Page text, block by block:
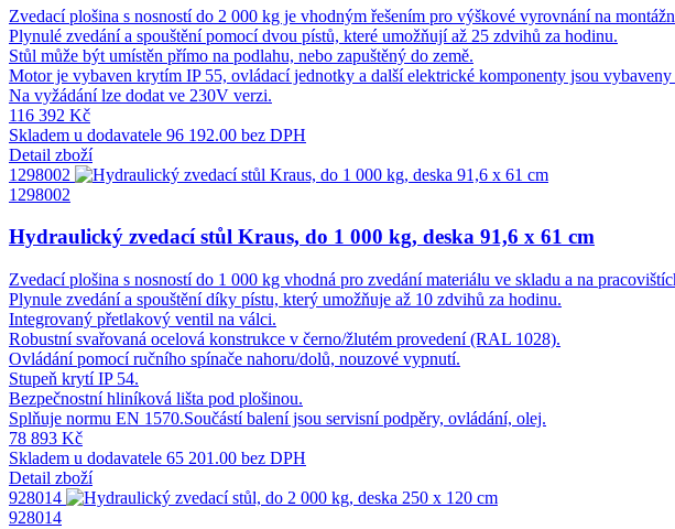
Zvedací plošina s nosností do 2 000 kg je vhodným řešením pro výškové vyrovnání na
Plynulé zvedání a spouštění pomocí dvou pístů, které umožňují až 25 zdvihů za hodinu.
Stůl může být umístěn přímo na podlahu, nebo zapuštěný do země.
Motor je vybaven krytím IP 55, ovládací jednotky a další elektrické komponenty jsou
Na vyžádání lze dodat ve 230V verzi.
116 392 Kč
Skladem u dodavatele 96 192.00 bez DPH
Detail zboží
1298002
1298002
Hydraulický zvedací stůl Kraus, do 1 000 kg, deska 91,6 x 61 cm
Zvedací plošina s nosností do 1 000 kg vhodná pro zvedání materiálu ve skladu a na
Plynule zvedání a spouštění díky pístu, který umožňuje až 10 zdvihů za hodinu.
Integrovaný přetlakový ventil na válci.
Robustní svařovaná ocelová konstrukce v černo/žlutém provedení (RAL 1028).
Ovládání pomocí ručního spínače nahoru/dolů, nouzové vypnutí.
Stupeň krytí IP 54.
Bezpečnostní hliníková lišta pod plošinou.
Splňuje normu EN 1570.Součástí balení jsou servisní podpěry, ovládání, olej.
78 893 Kč
Skladem u dodavatele 65 201.00 bez DPH
Detail zboží
928014
928014